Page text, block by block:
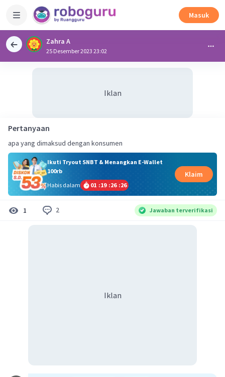
Masuk
Zahra A
25 Desember 2023 23:02
Iklan
Pertanyaan
apa yang dimaksud dengan konsumen
Ikuti Tryout SNBT & Menangkan E-Wallet
100rb
Habis dalam
01 :19 :26 :25
Klaim
1 2 Jawaban terverifikasi
Iklan